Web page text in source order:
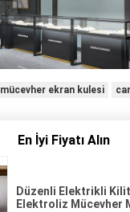
mücevher ekran kulesi
En İyi Fiyatı Alın
Düzenli Elektrikli
Elektroliz Mücevher